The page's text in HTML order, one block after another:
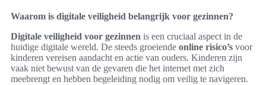
Waarom is digitale veiligheid belangrijk voor gezinnen?
Digitale veiligheid voor gezinnen is een cruciaal aspect in de
huidige digitale wereld. De steeds groeiende online risico’s voor
kinderen vereisen aandacht en actie van ouders. Kinderen zijn
vaak niet bewust van de gevaren die het internet met zich
meebrengt en hebben begeleiding nodig om veilig te navigeren.